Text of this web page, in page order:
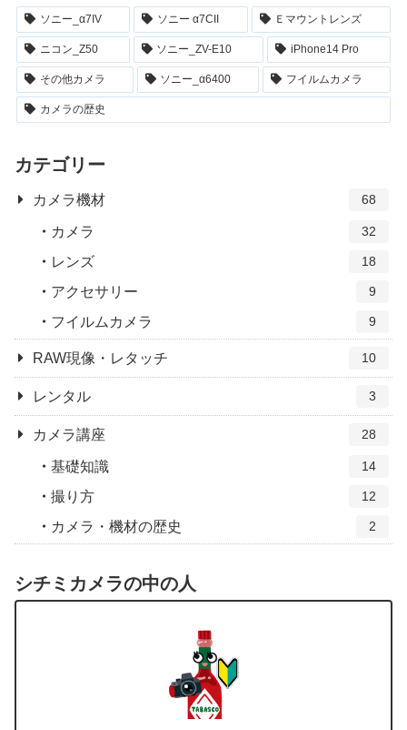
ソニー_α7IV ソニー α7CII Ｅマウントレンズ
ニコン_Z50 ソニー_ZV-E10 iPhone14 Pro
その他カメラ ソニー_α6400 フイルムカメラ
カメラの歴史
カテゴリー
カメラ機材 68
カメラ 32
レンズ 18
アクセサリー 9
フイルムカメラ 9
RAW現像・レタッチ 10
レンタル 3
カメラ講座 28
基礎知識 14
撮り方 12
カメラ・機材の歴史 2
シチミカメラの中の人